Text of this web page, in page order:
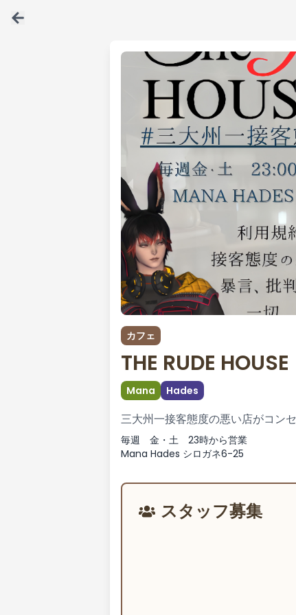
カフェ
THE RUDE HOUSE
Mana Hades
三大州一接客態度の悪い店がコン
毎週 金・土 23時から営業
Mana Hades シロガネ6-25
スタッフ募集